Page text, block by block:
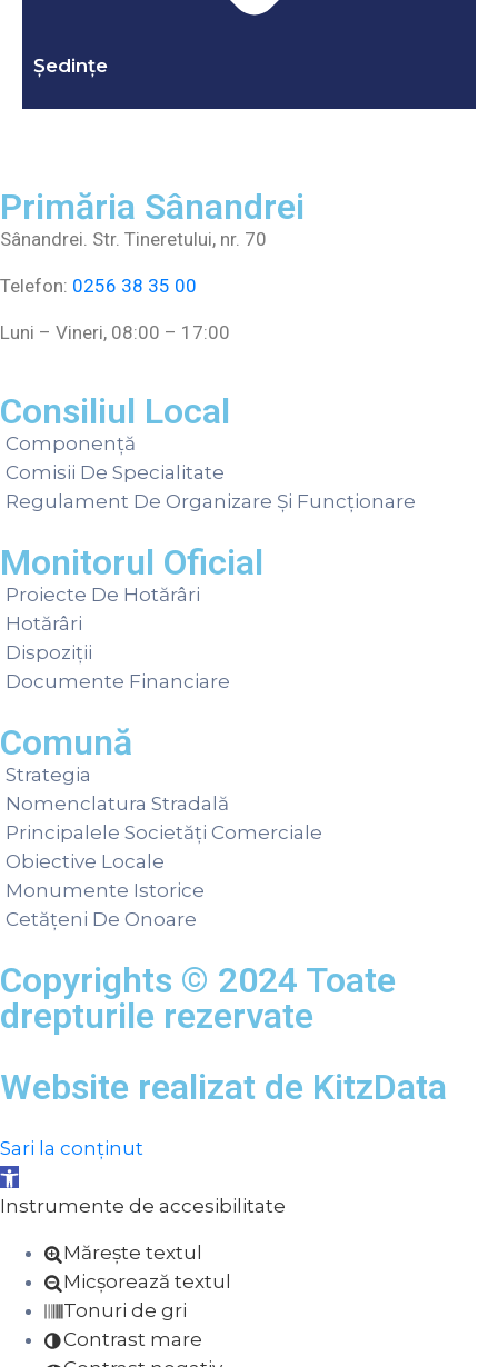
Ședințe
Primăria Sânandrei
Sânandrei. Str. Tineretului, nr. 70
Telefon: 0256 38 35 00
Luni – Vineri, 08:00 – 17:00
Consiliul Local
Componență
Comisii De Specialitate
Regulament De Organizare Și Funcționare
Monitorul Oficial
Proiecte De Hotărâri
Hotărâri
Dispoziții
Documente Financiare
Comună
Strategia
Nomenclatura Stradală
Principalele Societăți Comerciale
Obiective Locale
Monumente Istorice
Cetățeni De Onoare
Copyrights © 2024 Toate
drepturile rezervate
Website realizat de KitzData
Sari la conținut
Deschide bara de unelte
Instrumente de accesibilitate
Mărește textul
Micșorează textul
Tonuri de gri
Contrast mare